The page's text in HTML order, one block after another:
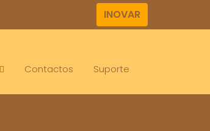
INOVAR
Contactos Suporte